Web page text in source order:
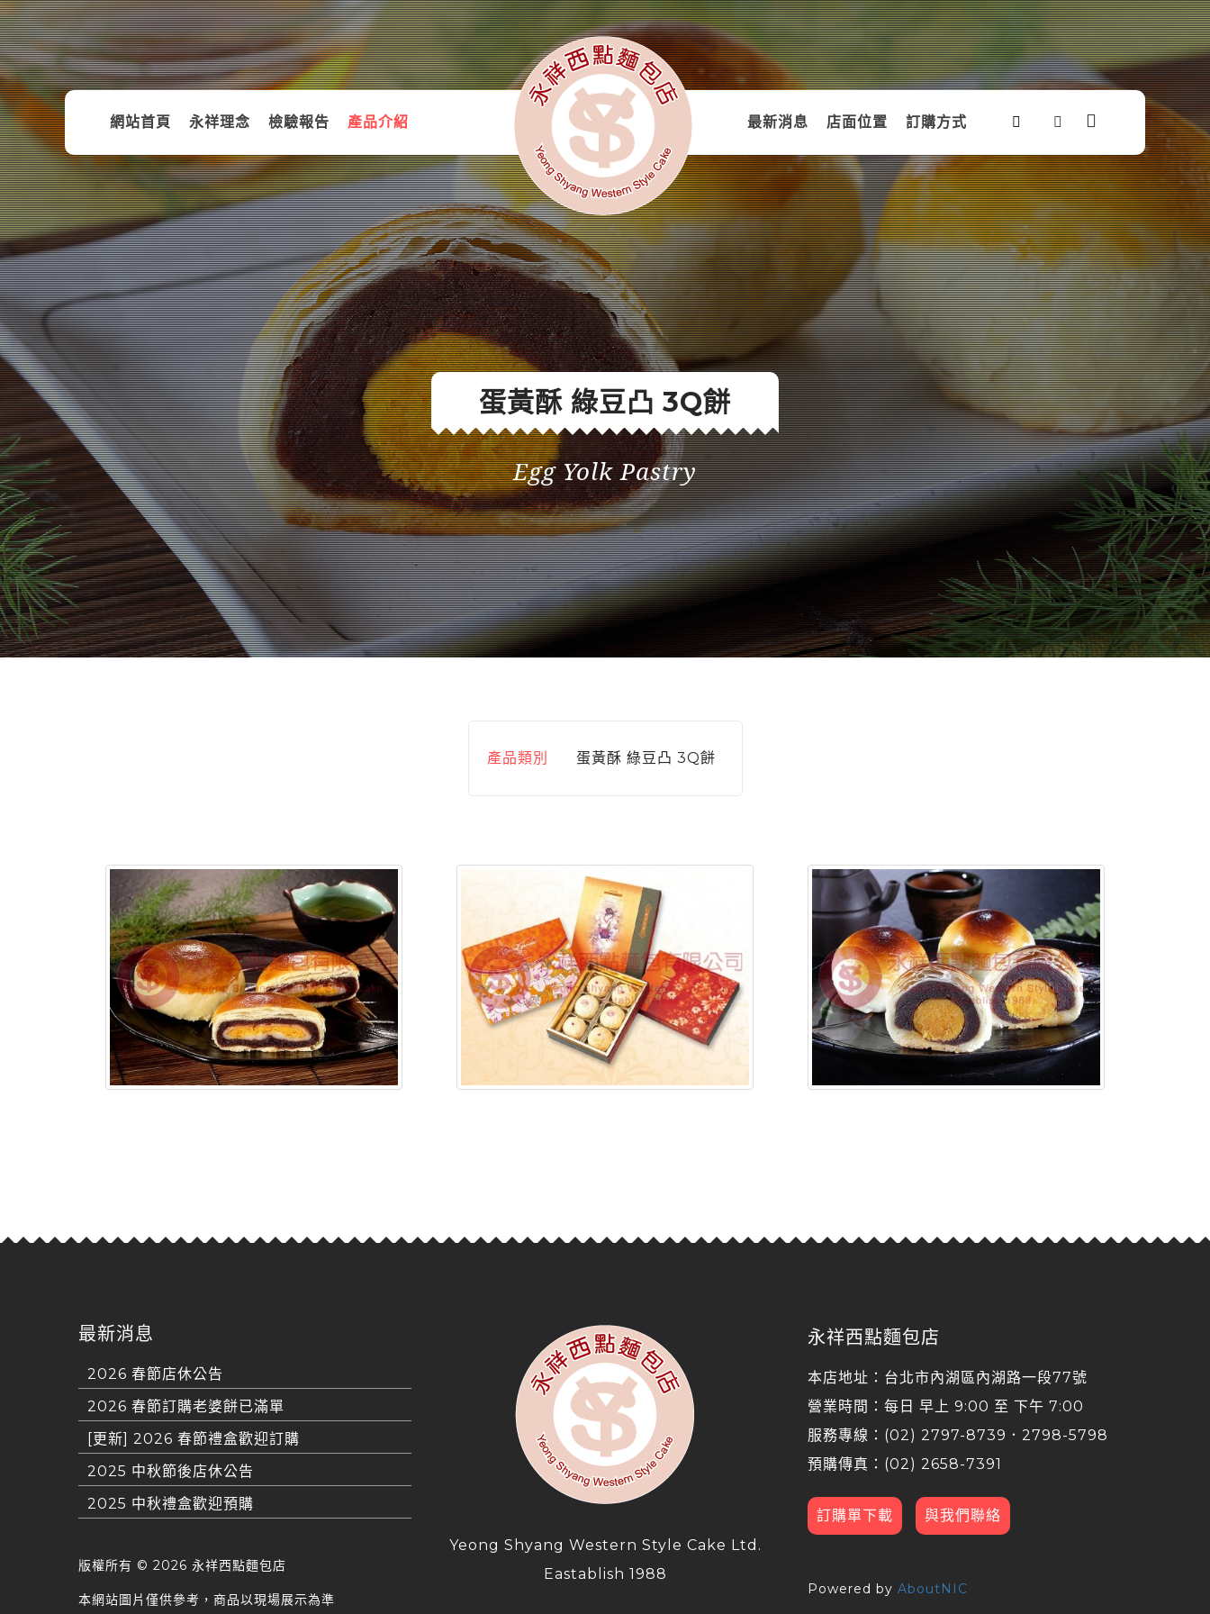
蛋黃酥 綠豆凸 3Q餅
Egg Yolk Pastry
網站首頁 永祥理念 檢驗報告 產品介紹 最新消息 店面位置 訂購方式
產品類別 蛋黃酥 綠豆凸 3Q餅
含稅底價: 含稅底價: 含稅底價:
最新消息
2026 春節店休公告
2026 春節訂購老婆餅已滿單
[更新] 2026 春節禮盒歡迎訂購
2025 中秋節後店休公告
2025 中秋禮盒歡迎預購
版權所有 © 2026 永祥西點麵包店
本網站圖片僅供參考，商品以現場展示為準
Yeong Shyang Western Style Cake Ltd.
Eastablish 1988
永祥西點麵包店
本店地址：台北市內湖區內湖路一段77號
營業時間：每日 早上 9:00 至 下午 7:00
服務專線：(02) 2797-8739．2798-5798
預購傳真：(02) 2658-7391
訂購單下載 與我們聯絡
Powered by AboutNIC